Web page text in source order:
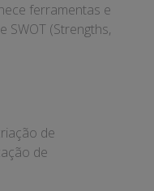
ferramentas e
SWOT (Strengths,
de
de